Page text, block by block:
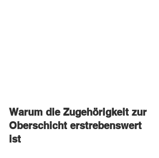
Warum die Zugehörigkeit zur
Oberschicht erstrebenswert
ist